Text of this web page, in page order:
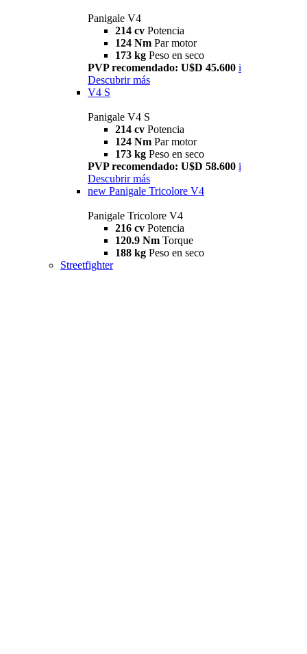
Panigale V4
214 cv Potencia
124 Nm Par motor
173 kg Peso en seco
PVP recomendado: U$D 45.600 i
Descubrir más
V4 S
Panigale V4 S
214 cv Potencia
124 Nm Par motor
173 kg Peso en seco
PVP recomendado: U$D 58.600 i
Descubrir más
new Panigale Tricolore V4
Panigale Tricolore V4
216 cv Potencia
120.9 Nm Torque
188 kg Peso en seco
Streetfighter